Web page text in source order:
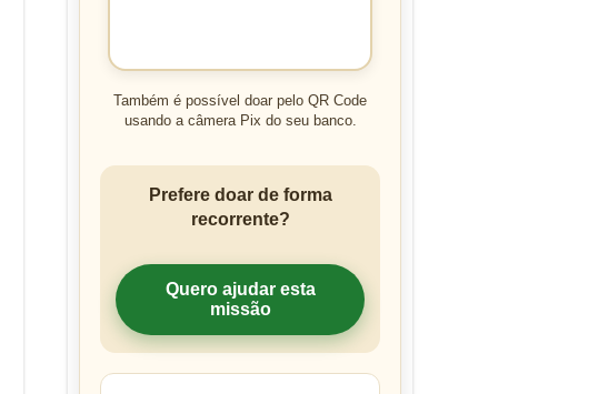
Também é possível doar pelo QR Code
usando a câmera Pix do seu banco.
Prefere doar de forma
recorrente?
Quero ajudar esta
missão